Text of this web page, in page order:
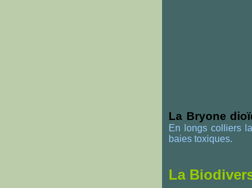
La Bryone
En longs colliers
baies toxiques.
La